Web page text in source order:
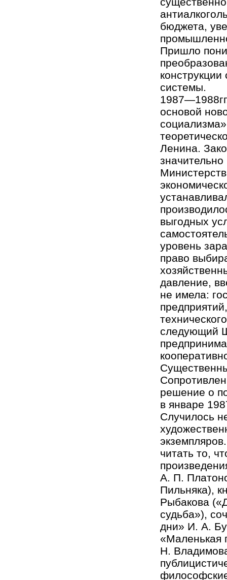
бюджета,
Пришло
системы.
основой
Ленина.
выгодных
уровень
право
давление,
не имела:
следующий
решение о
в январе
Случилось
читать то,
А. П.
Пильняка),
Рыбакова
судьба»),
дни» И. А.
«Маленькая
Н.